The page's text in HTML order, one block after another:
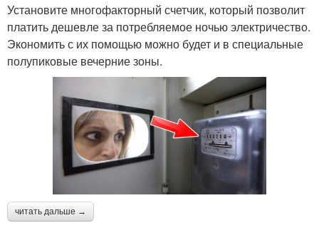
Установите многофакторный счетчик, который позволит
платить дешевле за потребляемое ночью электричество.
Экономить с их помощью можно будет и в специальные
полупиковые вечерние зоны.
читать дальше →